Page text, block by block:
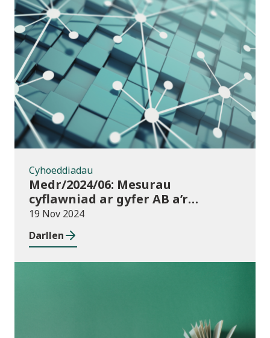
Cyhoeddiadau
Cyhoeddiadau
Medr/2024/06: Mesurau
cyflawniad ar gyfer AB a’r
chweched dosbarth:
Ymgynghoriad ar drosglwyddo
rhwng cyrsiau ar gyfer 2023/24
19 Nov 2024
Darllen